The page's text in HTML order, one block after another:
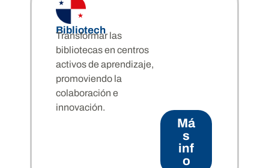
Bibliotech
Transformar las
bibliotecas en centros
activos de aprendizaje,
promoviendo la
colaboración e
innovación.
Má
s
inf
o